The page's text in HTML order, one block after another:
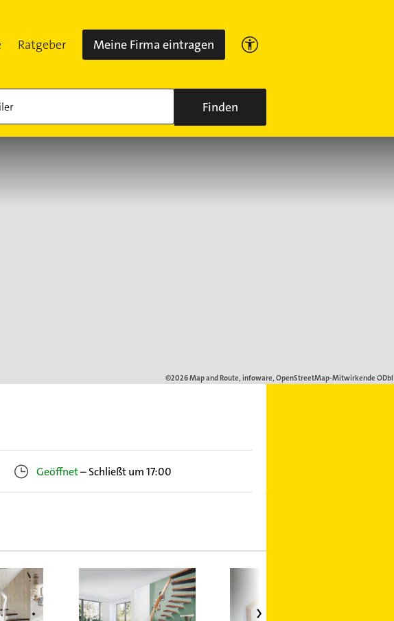
Ratgeber Meine Firma eintragen
Finden
Geöffnet–Schließt um 17:00